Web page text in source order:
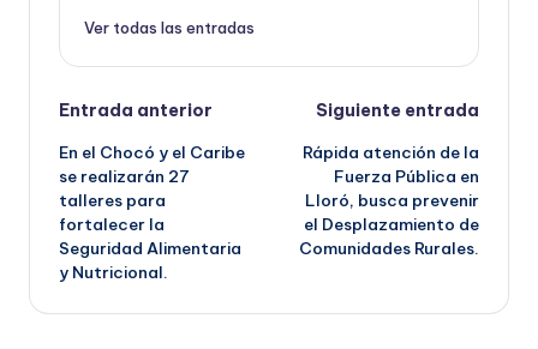
Ver todas las entradas
Navegación
de
entradas
Entrada anterior
En el Chocó y el Caribe
se realizarán 27
talleres para
fortalecer la
Seguridad Alimentaria
y Nutricional.
Siguiente entrada
Rápida atención de la
Fuerza Pública en
Lloró, busca prevenir
el Desplazamiento de
Comunidades Rurales.